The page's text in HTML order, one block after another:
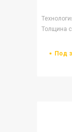
Толщина
Под